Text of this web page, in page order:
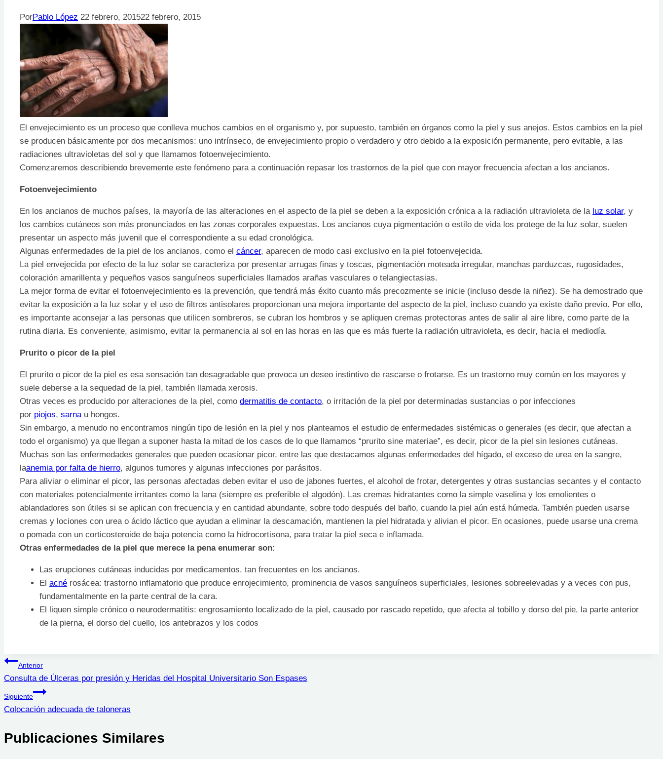
PorPablo López 22 febrero, 201522 febrero, 2015
El envejecimiento es un proceso que conlleva muchos cambios en el organismo y, por supuesto, también en órganos como la piel y sus anejos. Estos cambios en la piel
se producen básicamente por dos mecanismos: uno intrínseco, de envejecimiento propio o verdadero y otro debido a la exposición permanente, pero evitable, a las
radiaciones ultravioletas del sol y que llamamos fotoenvejecimiento.
Comenzaremos describiendo brevemente este fenómeno para a continuación repasar los trastornos de la piel que con mayor frecuencia afectan a los ancianos.
Fotoenvejecimiento
En los ancianos de muchos países, la mayoría de las alteraciones en el aspecto de la piel se deben a la exposición crónica a la radiación ultravioleta de la luz solar, y
los cambios cutáneos son más pronunciados en las zonas corporales expuestas. Los ancianos cuya pigmentación o estilo de vida los protege de la luz solar, suelen
presentar un aspecto más juvenil que el correspondiente a su edad cronológica.
Algunas enfermedades de la piel de los ancianos, como el cáncer, aparecen de modo casi exclusivo en la piel fotoenvejecida.
La piel envejecida por efecto de la luz solar se caracteriza por presentar arrugas finas y toscas, pigmentación moteada irregular, manchas parduzcas, rugosidades,
coloración amarillenta y pequeños vasos sanguíneos superficiales llamados arañas vasculares o telangiectasias.
La mejor forma de evitar el fotoenvejecimiento es la prevención, que tendrá más éxito cuanto más precozmente se inicie (incluso desde la niñez). Se ha demostrado que
evitar la exposición a la luz solar y el uso de filtros antisolares proporcionan una mejora importante del aspecto de la piel, incluso cuando ya existe daño previo. Por ello,
es importante aconsejar a las personas que utilicen sombreros, se cubran los hombros y se apliquen cremas protectoras antes de salir al aire libre, como parte de la
rutina diaria. Es conveniente, asimismo, evitar la permanencia al sol en las horas en las que es más fuerte la radiación ultravioleta, es decir, hacia el mediodía.
Prurito o picor de la piel
El prurito o picor de la piel es esa sensación tan desagradable que provoca un deseo instintivo de rascarse o frotarse. Es un trastorno muy común en los mayores y
suele deberse a la sequedad de la piel, también llamada xerosis.
Otras veces es producido por alteraciones de la piel, como dermatitis de contacto, o irritación de la piel por determinadas sustancias o por infecciones
por piojos, sarnau hongos.
Sin embargo, a menudo no encontramos ningún tipo de lesión en la piel y nos planteamos el estudio de enfermedades sistémicas o generales (es decir, que afectan a
todo el organismo) ya que llegan a suponer hasta la mitad de los casos de lo que llamamos “prurito sine materiae”, es decir, picor de la piel sin lesiones cutáneas.
Muchas son las enfermedades generales que pueden ocasionar picor, entre las que destacamos algunas enfermedades del hígado, el exceso de urea en la sangre,
laanemia por falta de hierro, algunos tumores y algunas infecciones por parásitos.
Para aliviar o eliminar el picor, las personas afectadas deben evitar el uso de jabones fuertes, el alcohol de frotar, detergentes y otras sustancias secantes y el contacto
con materiales potencialmente irritantes como la lana (siempre es preferible el algodón). Las cremas hidratantes como la simple vaselina y los emolientes o
ablandadores son útiles si se aplican con frecuencia y en cantidad abundante, sobre todo después del baño, cuando la piel aún está húmeda. También pueden usarse
cremas y lociones con urea o ácido láctico que ayudan a eliminar la descamación, mantienen la piel hidratada y alivian el picor. En ocasiones, puede usarse una crema
o pomada con un corticosteroide de baja potencia como la hidrocortisona, para tratar la piel seca e inflamada.
Otras enfermedades de la piel que merece la pena enumerar son:
Las erupciones cutáneas inducidas por medicamentos, tan frecuentes en los ancianos.
El acné rosácea: trastorno inflamatorio que produce enrojecimiento, prominencia de vasos sanguíneos superficiales, lesiones sobreelevadas y a veces con pus,
fundamentalmente en la parte central de la cara.
El liquen simple crónico o neurodermatitis: engrosamiento localizado de la piel, causado por rascado repetido, que afecta al tobillo y dorso del pie, la parte anterior
de la pierna, el dorso del cuello, los antebrazos y los codos
Navegación
de
entradas
Anterior
Consulta de Úlceras por presión y Heridas del Hospital Universitario Son Espases
Siguiente
Colocación adecuada de taloneras
Publicaciones Similares